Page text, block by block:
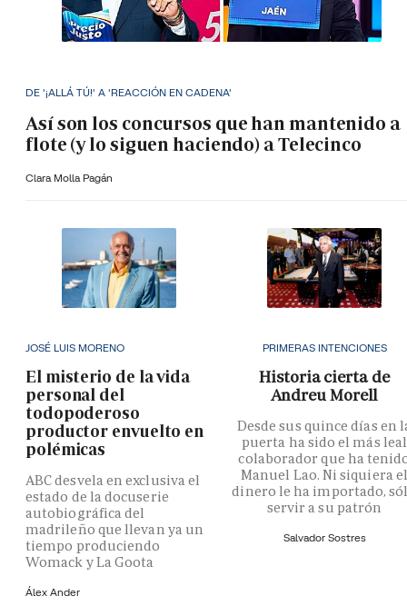
DE '¡ALLÁ TÚ!' A 'REACCIÓN EN CADENA'
Así son los concursos que han mantenido a
flote (y lo siguen haciendo) a Telecinco
Clara Molla Pagán
JOSÉ LUIS MORENO
El misterio de la vida
personal del
todopoderoso
productor envuelto en
polémicas
ABC desvela en exclusiva el
estado de la docuserie
autobiográfica del
madrileño que llevan ya un
tiempo produciendo
Womack y La Goota
Álex Ander
PRIMERAS INTENCIONES
Historia cierta de
Andreu Morell
Desde sus quince días en
puerta ha sido el más leal
colaborador que ha
Manuel Lao. Ni siquiera
dinero le ha importado,
servir a su patrón
Salvador Sostres